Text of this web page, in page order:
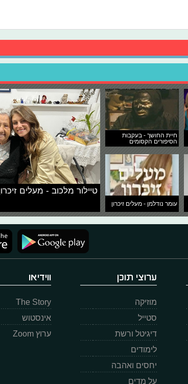
חיית החושך - בעקבות
הסיפורים הקסומים
עומר נודלמן - מעלים זיכרון
טיילור מלכוב - מעלים
ערוצי תוכן
מוזיקה
סטייל
דיגיטל ורשת
לימודים
יחסים ואהבה
על מדים
ווידיאו
The Story
אינסטוש
ערוץ Zoom